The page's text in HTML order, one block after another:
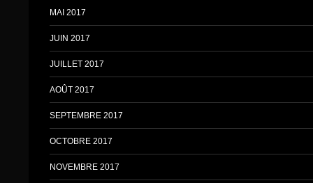
MAI 2017
JUIN 2017
JUILLET 2017
AOÛT 2017
SEPTEMBRE 2017
OCTOBRE 2017
NOVEMBRE 2017